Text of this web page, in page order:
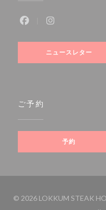
ニュースレター
ご予約
予約
© 2026 LOKKUM STEAK